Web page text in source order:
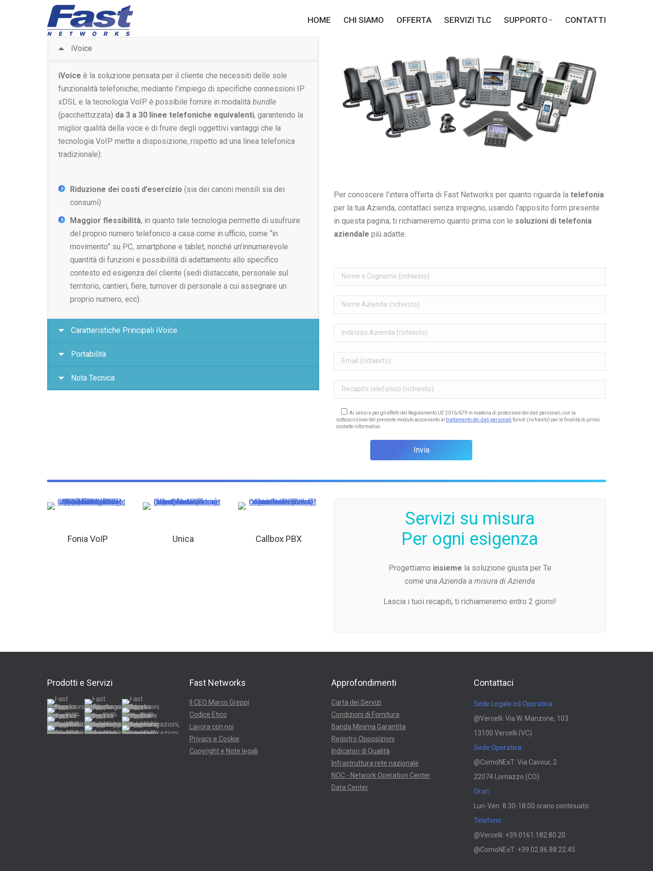
HOME CHI SIAMO OFFERTA SERVIZI TLC SUPPORTO CONTATTI
iVoice
iVoice è la soluzione pensata per il cliente che necessiti delle sole
funzionalità telefoniche; mediante l’impiego di specifiche connessioni IP
xDSL e la tecnologia VoIP è possibile fornire in modalità bundle
(pacchettizzata) da 3 a 30 linee telefoniche equivalenti, garantendo la
miglior qualità della voce e di fruire degli oggettivi vantaggi che la
tecnologia VoIP mette a disposizione, rispetto ad una linea telefonica
tradizionale):
Riduzione dei costi d’esercizio (sia dei canoni mensili sia dei
consumi)
Maggior flessibilità, in quanto tale tecnologia permette di usufruire
del proprio numero telefonico a casa come in ufficio, come “in
movimento” su PC, smartphone e tablet, nonché un’innumerevole
quantità di funzioni e possibilità di adattamento allo specifico
contesto ed esigenza del cliente (sedi distaccate, personale sul
territorio, cantieri, fiere, turnover di personale a cui assegnare un
proprio numero, ecc).
Caratteristiche Principali iVoice
Portabilità
Nota Tecnica
Per conoscere l’intera offerta di Fast Networks per quanto riguarda la telefonia
per la tua Azienda, contattaci senza impegno, usando l’apposito form presente
in questa pagina; ti richiameremo quanto prima con le soluzioni di telefonia
aziendale più adatte.
Ai sensi e per gli effetti del Regolamento UE 2016/679 in materia di protezione dei dati personali, con la
sottoscrizione del presente modulo acconsento al trattamento dei dati personali forniti (richiesto) per le finalità di primo
contatto informativo.
Fonia VoIP Unica Callbox PBX
Servizi su misura
Per ogni esigenza
Progettiamo insieme la soluzione giusta per Te
come una Azienda a misura di Azienda
Lascia i tuoi recapiti, ti richiameremo entro 2 giorni!
Prodotti e Servizi Fast Networks
Il CEO Marco Greppi
Codice Etico
Lavora con noi
Privacy e Cookie
Copyright e Note legali
Approfondimenti
Carta dei Servizi
Condizioni di Fornitura
Banda Minima Garantita
Registro Opposizioni
Indicatori di Qualità
Infrastruttura rete nazionale
NOC - Network Operation Center
Data Center
Contattaci
Sede Legale ed Operativa:
@Vercelli: Via W. Manzone, 103
13100 Vercelli (VC)
Sede Operativa:
@ComoNExT: Via Cavour, 2
22074 Lomazzo (CO)
Orari:
Lun-Ven 8:30-18:00 orario continuato
Telefono:
@Vercelli: +39.0161.182.80.20
@ComoNExT: +39.02.86.88.22.45
HOME CHI SIAMO OFFERTA SERVIZI TLC SUPPORTO CONTATTI